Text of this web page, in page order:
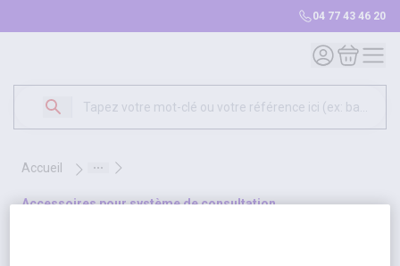
04 77 43 46 20
Mon compte
Mon
accueil
accessoires pour système de consultation